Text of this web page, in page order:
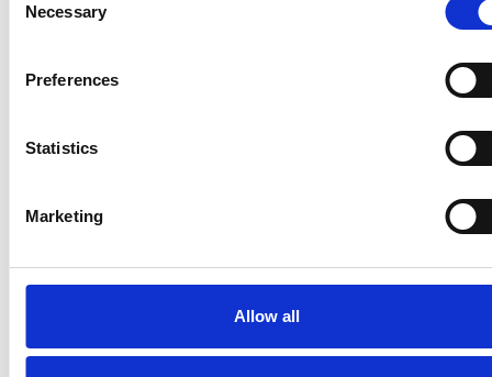
Selection
Necessary
Preferences
Statistics
Marketing
Allow all
La Škoda avvia la produzione del suo SUV Peaq